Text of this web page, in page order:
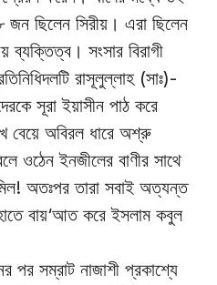
ছিলেন সিরীয়। এরা ছিলেন
ব্যক্তিত্ব। সংসার বিরাগী
রাসূলুল্লাহ (সাঃ)-
সূরা ইয়াসীন পাঠ করে
বেয়ে অবিরল ধারে অশ্রু
ওঠেন ইনজীলের বাণীর সাথে
অতঃপর তারা সবাই অত্যন্ত
বায়‘আত করে ইসলাম কবুল
পর সম্রাট নাজাশী প্রকাশ্যে